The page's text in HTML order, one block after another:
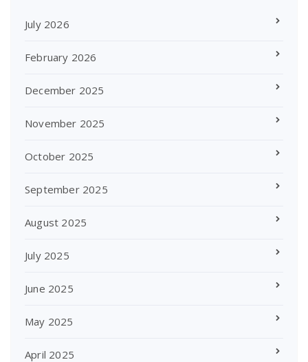
July 2026
February 2026
December 2025
November 2025
October 2025
September 2025
August 2025
July 2025
June 2025
May 2025
April 2025